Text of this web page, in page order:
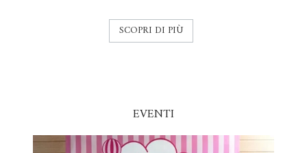
SCOPRI DI PIÙ
EVENTI